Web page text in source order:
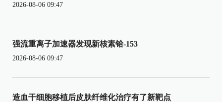
2026-08-06 09:47
强流重离子加速器发现新核素铪-153
2026-08-06 09:47
造血干细胞移植后皮肤纤维化治疗有了新靶点